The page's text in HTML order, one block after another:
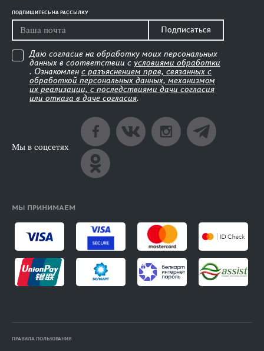
ПОДПИШИТЕСЬ НА РАССЫЛКУ
Подписаться
Даю согласие на обработку моих персональных
данных в соответствии с условиями обработки
. Ознакомлен с разъяснением прав, связанных с
обработкой персональных данных, механизмом
их реализации, с последствиями дачи согласия
или отказа в даче согласия.
Мы в соцсетях
МЫ ПРИНИМАЕМ
ПРАВИЛА ПОЛЬЗОВАНИЯ